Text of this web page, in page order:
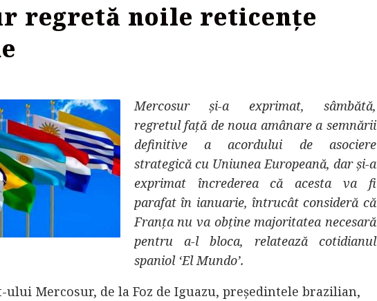
regretă noile reticențe
Mercosur și-a exprimat, sâmbătă,
regretul față de noua amânare a semnării
definitive a acordului de asociere
strategică cu Uniunea Europeană, dar și-a
exprimat încrederea că acesta va fi
parafat în ianuarie, întrucât consideră că
Franța nu va obține majoritatea necesară
pentru a-l bloca, relatează cotidianul
spaniol ‘El Mundo’.
ului Mercosur, de la Foz de Iguazu, președintele brazilian,